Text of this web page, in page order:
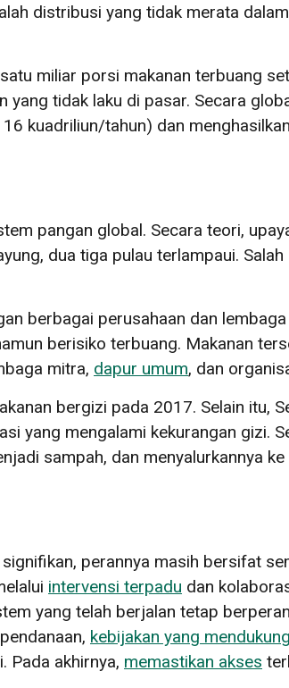
distribusi yang tidak merata
miliar porsi makanan terbuang
yang tidak laku di pasar. Secara
16 kuadriliun/tahun) dan menghasilkan
pangan global. Secara teori,
dua tiga pulau terlampaui.
berbagai perusahaan dan
berisiko terbuang. Makanan
mitra, dapur umum, dan
bergizi pada 2017. Selain itu,
yang mengalami kekurangan gizi.
sampah, dan menyalurkannya
perannya masih bersifat
intervensi terpadu dan
yang telah berjalan tetap
kebijakan yang mendukung
Pada akhirnya, memastikan akses